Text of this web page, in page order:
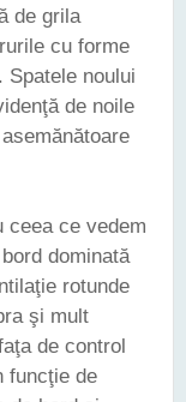
de grila
cu forme
noului
de noile
ceea ce vedem
dominată
rotunde
şi mult
de control
funcţie de